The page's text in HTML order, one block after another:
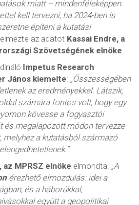
miatt – mindenféleképpen
kell tervezni, ha 2024-ben is
építeni a kutatási
az adatot Kassai Endre, a
Szövetségének elnöke.
Impetus Research
János kiemelte: „Összességében
az eredményekkel. Látszik,
számára fontos volt, hogy egy
kövesse a fogyasztói
és megalapozott módon tervezze
melyhez a kutatásból származó
MPRSZ elnöke elmondta: „A
érezhető elmozdulás: idei a
és a háborúkkal,
együtt a geopolitikai